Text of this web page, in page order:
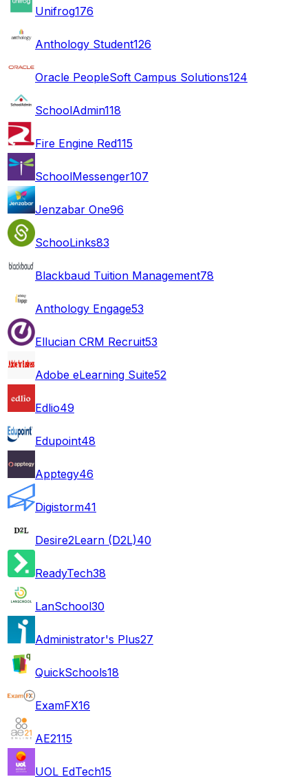
Unifrog176
Anthology Student126
Oracle PeopleSoft Campus Solutions124
SchoolAdmin118
Fire Engine Red115
SchoolMessenger107
Jenzabar One96
SchooLinks83
Blackbaud Tuition Management78
Anthology Engage53
Ellucian CRM Recruit53
Adobe eLearning Suite52
Edlio49
Edupoint48
Apptegy46
Digistorm41
Desire2Learn (D2L)40
ReadyTech38
LanSchool30
Administrator's Plus27
QuickSchools18
ExamFX16
AE2115
UOL EdTech15